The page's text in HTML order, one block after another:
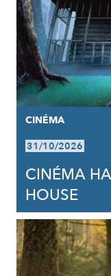
CINÉMA
31/10/2026
CINÉMA
HOUSE